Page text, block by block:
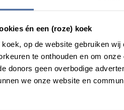
én een (roze) koek
op de website gebruiken
te onthouden en om
donors geen overbodige
we onze website en